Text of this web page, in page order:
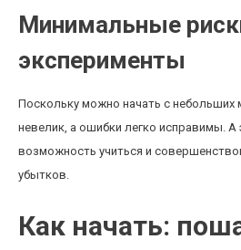
Минимальные
эксперименты
Поскольку можно начать с небольших
невелик, а ошибки легко исправимы. А
возможность учиться и
убытков.
Как начать: